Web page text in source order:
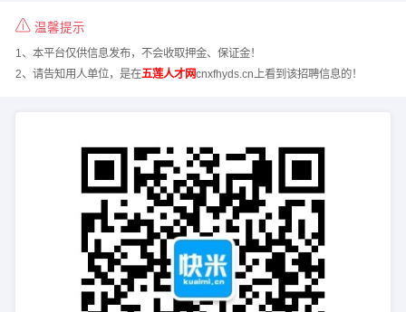
温馨提示
1、本平台仅供信息发布，不会收取押金、保证金！
2、请告知用人单位，是在五莲人才网cnxfhyds.cn上看到该招聘信息的！